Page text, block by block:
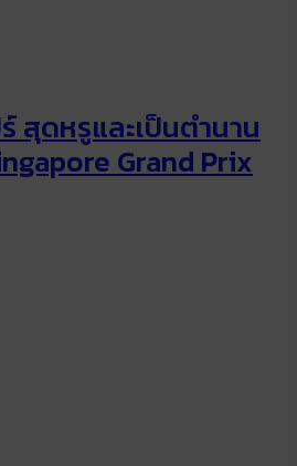
สุดหรูและเป็นตำนาน
Grand Prix